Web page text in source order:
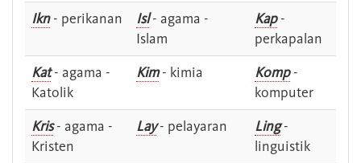
Ikn- perikanan Isl- agama -
Islam
Kap-
perkapalan
Kat- agama -
Katolik
Kim- kimia Komp-
komputer
Kris- agama -
Kristen
Lay- pelayaran Ling-
linguistik